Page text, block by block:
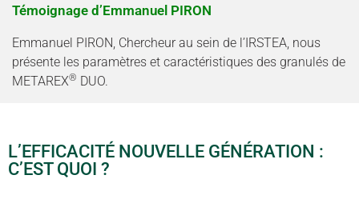
Témoignage d’Emmanuel PIRON
Emmanuel PIRON, Chercheur au sein de l’IRSTEA, nous
présente les paramètres et caractéristiques des granulés de
METAREX® DUO.
L’EFFICACITÉ NOUVELLE GÉNÉRATION :
C’EST QUOI ?